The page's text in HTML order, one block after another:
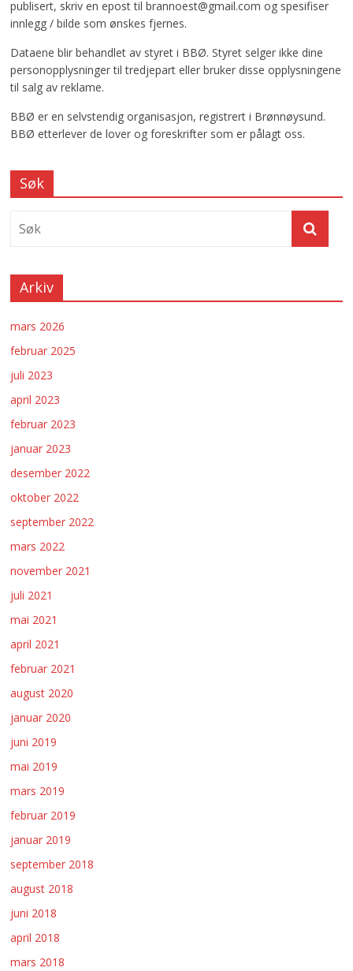
publisert, skriv en epost til brannoest@gmail.com og spesifiser
innlegg / bilde som ønskes fjernes.
Dataene blir behandlet av styret i BBØ. Styret selger ikke dine
personopplysninger til tredjepart eller bruker disse opplysningene
til salg av reklame.
BBØ er en selvstendig organisasjon, registrert i Brønnøysund.
BBØ etterlever de lover og foreskrifter som er pålagt oss.
Søk
Arkiv
mars 2026
februar 2025
juli 2023
april 2023
februar 2023
januar 2023
desember 2022
oktober 2022
september 2022
mars 2022
november 2021
juli 2021
mai 2021
april 2021
februar 2021
august 2020
januar 2020
juni 2019
mai 2019
mars 2019
februar 2019
januar 2019
september 2018
august 2018
juni 2018
april 2018
mars 2018